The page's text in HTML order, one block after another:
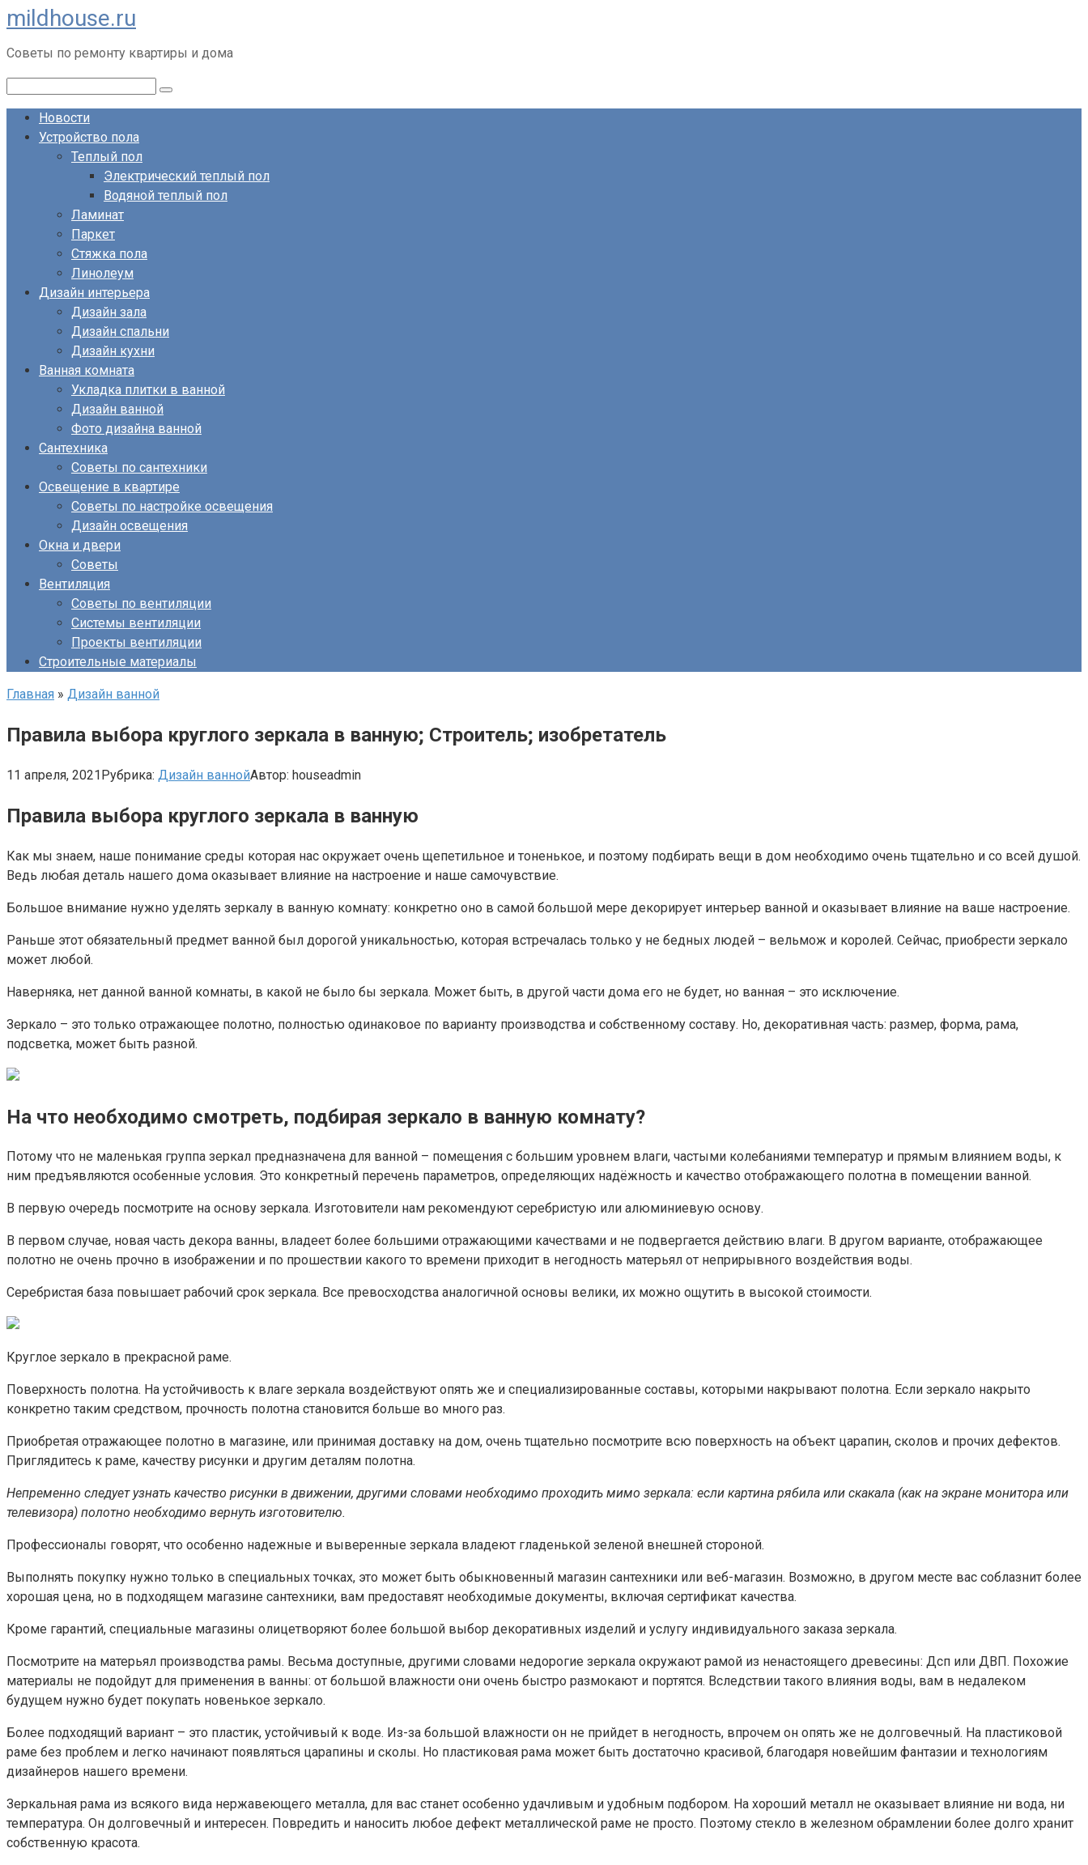
Перейти
к
контенту
mildhouse.ru
Советы по ремонту квартиры и дома
Новости
Устройство пола
Теплый пол
Электрический теплый пол
Водяной теплый пол
Ламинат
Паркет
Стяжка пола
Линолеум
Дизайн интерьера
Дизайн зала
Дизайн спальни
Дизайн кухни
Ванная комната
Укладка плитки в ванной
Дизайн ванной
Фото дизайна ванной
Сантехника
Советы по сантехники
Освещение в квартире
Советы по настройке освещения
Дизайн освещения
Окна и двери
Советы
Вентиляция
Советы по вентиляции
Системы вентиляции
Проекты вентиляции
Строительные материалы
Главная » Дизайн ванной
Правила выбора круглого зеркала в ванную; Строитель; изобретатель
11 апреля, 2021Рубрика: Дизайн ваннойАвтор: houseadmin
Правила выбора круглого зеркала в ванную
Как мы знаем, наше понимание среды которая нас окружает очень щепетильное и тоненькое, и поэтому подбирать вещи в дом необходимо очень тщательно и со всей душой.
Ведь любая деталь нашего дома оказывает влияние на настроение и наше самочувствие.
Большое внимание нужно уделять зеркалу в ванную комнату: конкретно оно в самой большой мере декорирует интерьер ванной и оказывает влияние на ваше настроение.
Раньше этот обязательный предмет ванной был дорогой уникальностью, которая встречалась только у не бедных людей – вельмож и королей. Сейчас, приобрести зеркало
может любой.
Наверняка, нет данной ванной комнаты, в какой не было бы зеркала. Может быть, в другой части дома его не будет, но ванная – это исключение.
Зеркало – это только отражающее полотно, полностью одинаковое по варианту производства и собственному составу. Но, декоративная часть: размер, форма, рама,
подсветка, может быть разной.
На что необходимо смотреть, подбирая зеркало в ванную комнату?
Потому что не маленькая группа зеркал предназначена для ванной – помещения с большим уровнем влаги, частыми колебаниями температур и прямым влиянием воды, к
ним предъявляются особенные условия. Это конкретный перечень параметров, определяющих надёжность и качество отображающего полотна в помещении ванной.
В первую очередь посмотрите на основу зеркала. Изготовители нам рекомендуют серебристую или алюминиевую основу.
В первом случае, новая часть декора ванны, владеет более большими отражающими качествами и не подвергается действию влаги. В другом варианте, отображающее
полотно не очень прочно в изображении и по прошествии какого то времени приходит в негодность матерьял от неприрывного воздействия воды.
Серебристая база повышает рабочий срок зеркала. Все превосходства аналогичной основы велики, их можно ощутить в высокой стоимости.
Круглое зеркало в прекрасной раме.
Поверхность полотна. На устойчивость к влаге зеркала воздействуют опять же и специализированные составы, которыми накрывают полотна. Если зеркало накрыто
конкретно таким средством, прочность полотна становится больше во много раз.
Приобретая отражающее полотно в магазине, или принимая доставку на дом, очень тщательно посмотрите всю поверхность на объект царапин, сколов и прочих дефектов.
Приглядитесь к раме, качеству рисунки и другим деталям полотна.
Непременно следует узнать качество рисунки в движении, другими словами необходимо проходить мимо зеркала: если картина рябила или скакала (как на экране монитора или
телевизора) полотно необходимо вернуть изготовителю.
Профессионалы говорят, что особенно надежные и выверенные зеркала владеют гладенькой зеленой внешней стороной.
Выполнять покупку нужно только в специальных точках, это может быть обыкновенный магазин сантехники или веб-магазин. Возможно, в другом месте вас соблазнит более
хорошая цена, но в подходящем магазине сантехники, вам предоставят необходимые документы, включая сертификат качества.
Кроме гарантий, специальные магазины олицетворяют более большой выбор декоративных изделий и услугу индивидуального заказа зеркала.
Посмотрите на матерьял производства рамы. Весьма доступные, другими словами недорогие зеркала окружают рамой из ненастоящего древесины: Дсп или ДВП. Похожие
материалы не подойдут для применения в ванны: от большой влажности они очень быстро размокают и портятся. Вследствии такого влияния воды, вам в недалеком
будущем нужно будет покупать новенькое зеркало.
Более подходящий вариант – это пластик, устойчивый к воде. Из-за большой влажности он не прийдет в негодность, впрочем он опять же не долговечный. На пластиковой
раме без проблем и легко начинают появляться царапины и сколы. Но пластиковая рама может быть достаточно красивой, благодаря новейшим фантазии и технологиям
дизайнеров нашего времени.
Зеркальная рама из всякого вида нержавеющего металла, для вас станет особенно удачливым и удобным подбором. На хороший металл не оказывает влияние ни вода, ни
температура. Он долговечный и интересен. Повредить и наносить любое дефект металлической раме не просто. Поэтому стекло в железном обрамлении более долго хранит
собственную красота.